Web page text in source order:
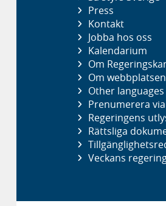
Press
Kontakt
Jobba hos oss
Kalendarium
Om
Om webbplatsen
Other languages
Prenumerera
Regeringens
Rättsliga
Veckans